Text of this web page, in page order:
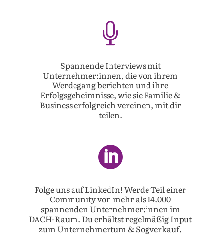

Spannende Interviews mit
Unternehmer:innen, die von ihrem
Werdegang berichten und ihre
Erfolgsgeheimnisse, wie sie Familie &
Business erfolgreich vereinen, mit dir
teilen.

Folge uns auf LinkedIn! Werde Teil einer
Community von mehr als 14.000
spannenden Unternehmer:innen im
DACH-Raum. Du erhältst regelmäßig Input
zum Unternehmertum & Sogverkauf.